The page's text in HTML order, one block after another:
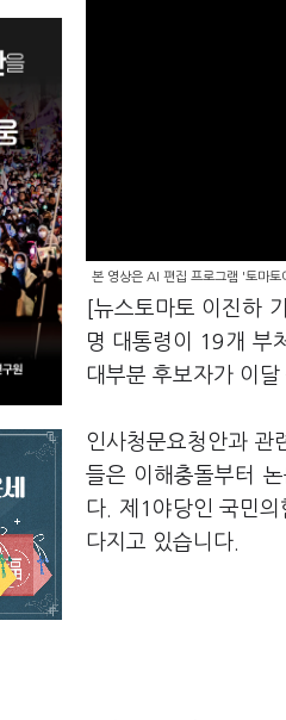
본 영상은 AI 편집 프로그램 '토마토
[뉴스토마토 이진하
명 대통령이 19개 부
대부분 후보자가 이
인사청문요청안과 관
들은 이해충돌부터
다. 제1야당인 국민
다지고 있습니다.